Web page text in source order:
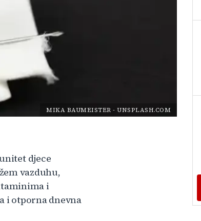
MIKA BAUMEISTER - UNSPLASH.COM
djece
vazduhu,
i
i otporna dnevna